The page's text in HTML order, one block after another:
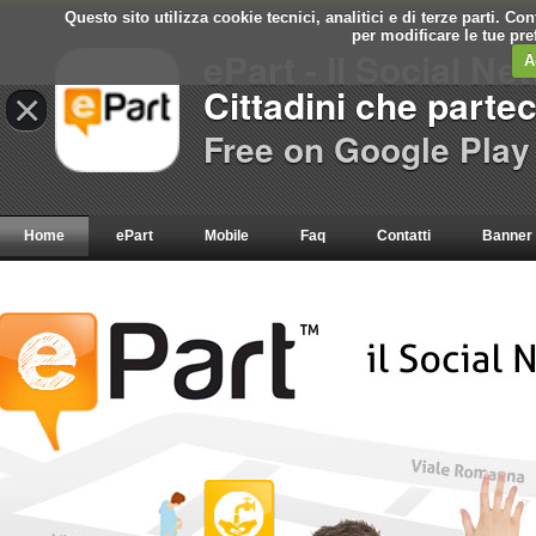
Questo sito utilizza cookie tecnici, analitici e di terze parti.
per modificare le tue
Home ePart Mobile Faq Contatti Banner
×
ePart - Il Social
Cittadini che
Free on Google Play